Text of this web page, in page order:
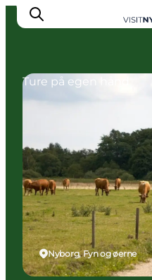
Outdoor
Det sker i Nyborg
Sprogø
Planlæg din tur
Book & køb
Nyborg, Fyn og øerne
Ture på egen hånd